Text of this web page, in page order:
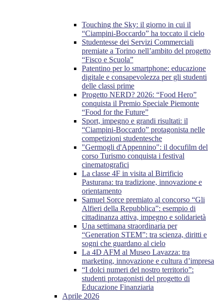
Touching the Sky: il giorno in cui il
“Ciampini-Boccardo” ha toccato il cielo
Studentesse dei Servizi Commerciali
premiate a Torino nell’ambito del progetto
“Fisco e Scuola”
Patentino per lo smartphone: educazione
digitale e consapevolezza per gli studenti
delle classi prime
Progetto NERD? 2026: “Food Hero”
conquista il Premio Speciale Piemonte
“Food for the Future”
Sport, impegno e grandi risultati: il
“Ciampini-Boccardo” protagonista nelle
competizioni studentesche
"Germogli d'Appennino": il docufilm del
corso Turismo conquista i festival
cinematografici
La classe 4F in visita al Birrificio
Pasturana: tra tradizione, innovazione e
orientamento
Samuel Sorce premiato al concorso “Gli
Alfieri della Repubblica”: esempio di
cittadinanza attiva, impegno e solidarietà
Una settimana straordinaria per
“Generation STEM”: tra scienza, diritti e
sogni che guardano al cielo
La 4D AFM al Museo Lavazza: tra
marketing, innovazione e cultura d’impresa
“I dolci numeri del nostro territorio”:
studenti protagonisti del progetto di
Educazione Finanziaria
Aprile 2026